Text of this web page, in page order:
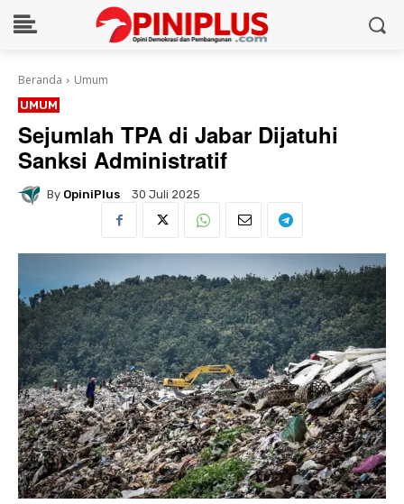
Beranda Umum
UMUM
Sejumlah TPA di Jabar Dijatuhi
Sanksi Administratif
By OpiniPlus 30 Juli 2025